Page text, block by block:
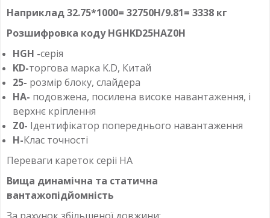
Наприклад32.75*1000= 32750Н/9.81= 3338 кг
Розшифровка коду HGHKD25HAZ0H
HGH -серія
KD-торгова марка K.D, Китай
25- розмір блоку, слайдера
HA- подовжена, посилена високе навантаження, і
верхнє кріплення
Z0- Ідентифікатор попереднього навантаження
H-Клас точності
Переваги кареток серіі HA
Вища динамічна та статична
вантажопідйомність